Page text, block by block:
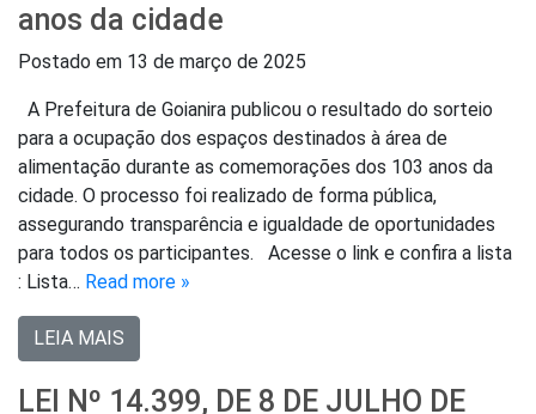
anos da cidade
Postado em 13 de março de 2025
A Prefeitura de Goianira publicou o resultado do sorteio
para a ocupação dos espaços destinados à área de
alimentação durante as comemorações dos 103 anos da
cidade. O processo foi realizado de forma pública,
assegurando transparência e igualdade de oportunidades
para todos os participantes. Acesse o link e confira a lista
: Lista… Read more »
LEIA MAIS
LEI Nº 14.399, DE 8 DE JULHO DE